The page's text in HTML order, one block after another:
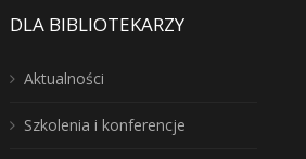
DLA BIBLIOTEKARZY
Aktualności
Szkolenia i konferencje